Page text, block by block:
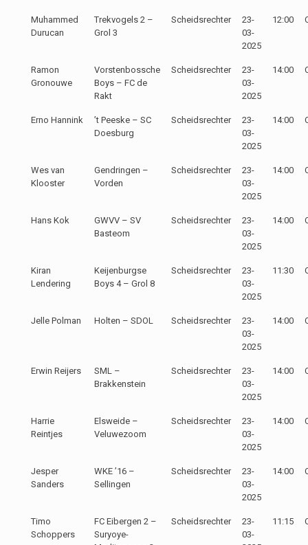
Muhammed
Durucan
Trekvogels 2 –
Grol 3
Scheidsrechter
23-
03-
2025
12:00
Ramon
Gronouwe
Vorstenbossche
Boys – FC de
Rakt
Scheidsrechter
23-
03-
2025
14:00
Erno Hannink
’t Peeske – SC
Doesburg
Scheidsrechter
23-
03-
2025
14:00
Wes van
Klooster
Gendringen –
Vorden
Scheidsrechter
23-
03-
2025
14:00
Hans Kok
GWVV – SV
Basteom
Scheidsrechter
23-
03-
2025
14:00
Kiran
Lendering
Keijenburgse
Boys 4 – Grol 8
Scheidsrechter
23-
03-
2025
11:30
Jelle Polman Holten – SDOL Scheidsrechter
23-
03-
2025
14:00
Erwin Reijers
SML –
Brakkenstein
Scheidsrechter
23-
03-
2025
14:00
Harrie
Reintjes
Elsweide –
Veluwezoom
Scheidsrechter
23-
03-
2025
14:00
Jesper
Sanders
WKE ’16 –
Sellingen
Scheidsrechter
23-
03-
2025
14:00
Timo
Schoppers
FC Eibergen 2 –
Suryoye-
Scheidsrechter
23-
03-
11:15